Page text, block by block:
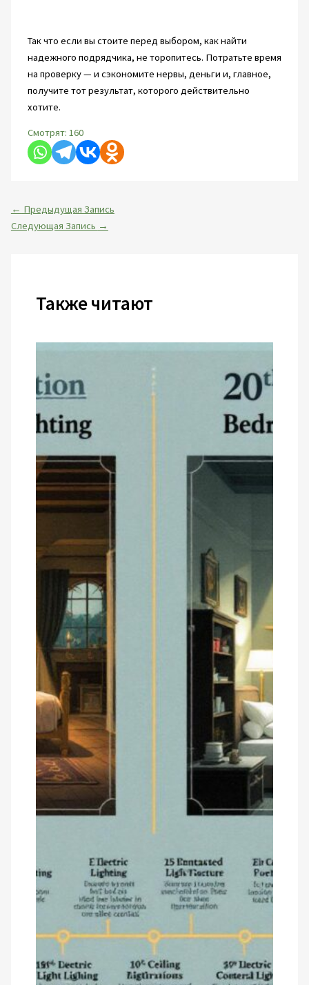
Так что если вы стоите перед выбором, как найти
надежного подрядчика, не торопитесь. Потратьте время
на проверку — и сэкономите нервы, деньги и, главное,
получите тот результат, которого действительно
хотите.
Смотрят: 160
← Предыдущая Запись
Следующая Запись →
Также читают